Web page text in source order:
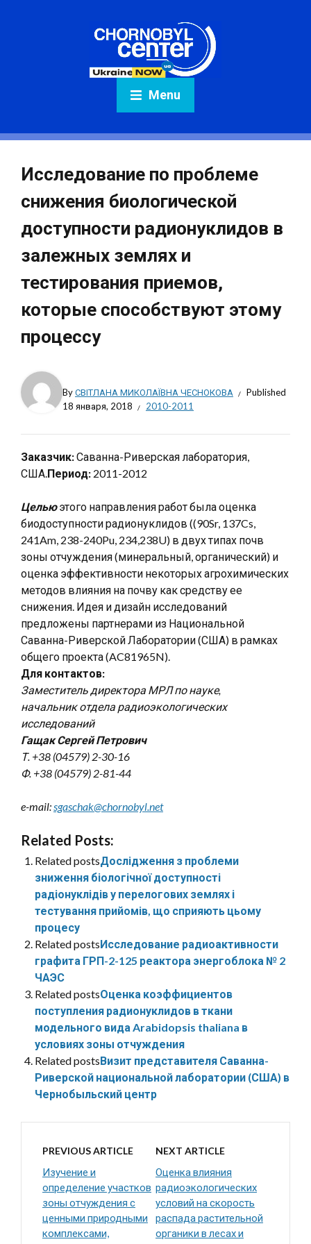
Menu
Исследование по проблеме
снижения биологической
доступности радионуклидов в
залежных землях и
тестирования приемов,
которые способствуют этому
процессу
ByСВІТЛАНА МИКОЛАЇВНА ЧЕСНОКОВА
Published
18 января, 2018
2010-2011
Заказчик:Саванна-Риверская лаборатория,
США.Период: 2011-2012
Целью этого направления работ была оценка
биодоступности радионуклидов ((90Sr, 137Cs,
241Am, 238-240Pu, 234,238U) в двух типах почв
зоны отчуждения (минеральный, органический) и
оценка эффективности некоторых агрохимических
методов влияния на почву как средству ее
снижения. Идея и дизайн исследований
предложены партнерами из Национальной
Саванна-Риверской Лаборатории (США) в рамках
общего проекта (AC81965N).
Для контактов:
Заместитель директора МРЛ по науке,
начальник отдела радиоэкологических
исследований
Гащак Сергей Петрович
Т. +38 (04579) 2-30-16
Ф. +38 (04579) 2-81-44
e-mail:sgaschak@chornobyl.net
Related Posts:
Related postsДослідження з проблеми
зниження біологічної доступності
радіонуклідів у перелогових землях і
тестування прийомів, що сприяють цьому
процесу
Related postsИсследование радиоактивности
графита ГРП-2-125 реактора энергоблока № 2
ЧАЭС
Related postsОценка коэффициентов
поступления радионуклидов в ткани
модельного вида Arabidopsis thaliana в
условиях зоны отчуждения
Related postsВизит представителя Саванна-
Риверской национальной лаборатории (США) в
Чернобыльский центр
PREVIOUS ARTICLE
Изучение и
определение участков
зоны отчуждения с
ценными природными
комплексами,
NEXT ARTICLE
Оценка влияния
радиоэкологических
условий на скорость
распада растительной
органики в лесах и